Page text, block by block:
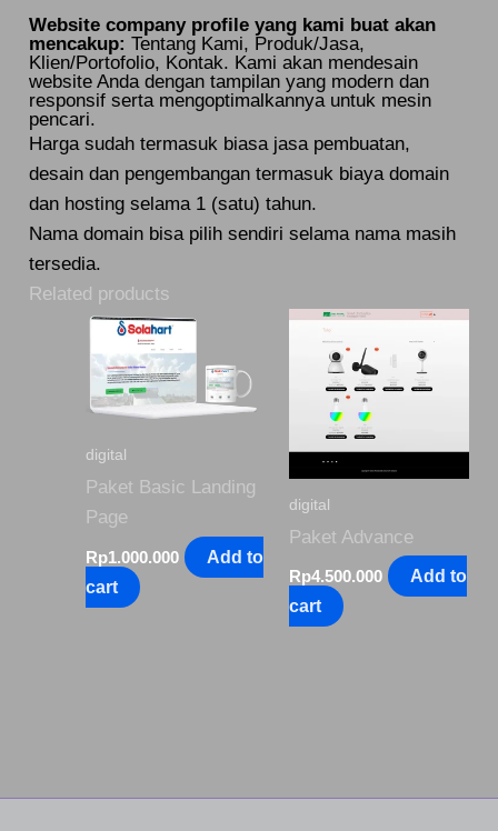
Website company profile yang kami buat akan
mencakup: Tentang Kami, Produk/Jasa,
Klien/Portofolio, Kontak. Kami akan mendesain
website Anda dengan tampilan yang modern dan
responsif serta mengoptimalkannya untuk mesin
pencari.
Harga sudah termasuk biasa jasa pembuatan,
desain dan pengembangan termasuk biaya domain
dan hosting selama 1 (satu) tahun.
Nama domain bisa pilih sendiri selama nama masih
tersedia.
Related products
digital
Paket Basic Landing
Page
Rp1.000.000
Add to
cart
digital
Paket Advance
Rp4.500.000
Add to
cart